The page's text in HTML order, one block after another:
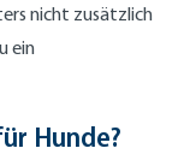
nicht zusätzlich
ein
Hunde?